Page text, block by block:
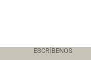
ESCRÍBENOS